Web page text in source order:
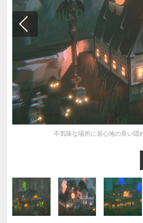
不気味な場所に居心地の良い隠